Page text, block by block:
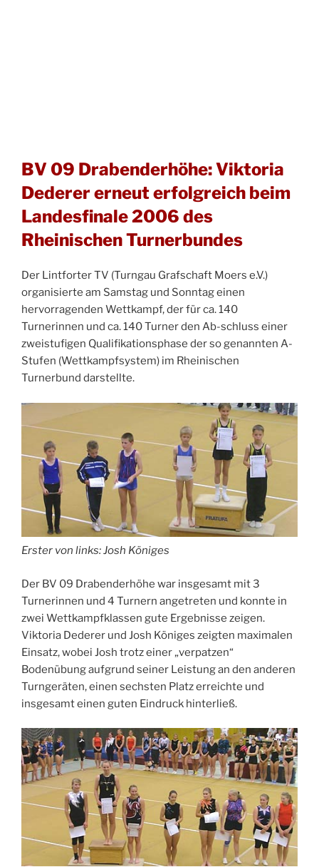
BV 09 Drabenderhöhe: Viktoria
Dederer erneut erfolgreich beim
Landesfinale 2006 des
Rheinischen Turnerbundes
Der Lintforter TV (Turngau Grafschaft Moers e.V.)
organisierte am Samstag und Sonntag einen
hervorragenden Wettkampf, der für ca. 140
Turnerinnen und ca. 140 Turner den Ab-schluss einer
zweistufigen Qualifikationsphase der so genannten A-
Stufen (Wettkampfsystem) im Rheinischen
Turnerbund darstellte.
Erster von links: Josh Königes
Der BV 09 Drabenderhöhe war insgesamt mit 3
Turnerinnen und 4 Turnern angetreten und konnte in
zwei Wettkampfklassen gute Ergebnisse zeigen.
Viktoria Dederer und Josh Königes zeigten maximalen
Einsatz, wobei Josh trotz einer „verpatzen“
Bodenübung aufgrund seiner Leistung an den anderen
Turngeräten, einen sechsten Platz erreichte und
insgesamt einen guten Eindruck hinterließ.